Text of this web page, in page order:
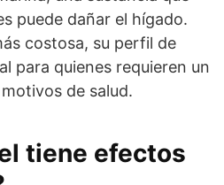
puede dañar el hígado.
costosa, su perfil de
para quienes requieren un
de salud.
tiene efectos